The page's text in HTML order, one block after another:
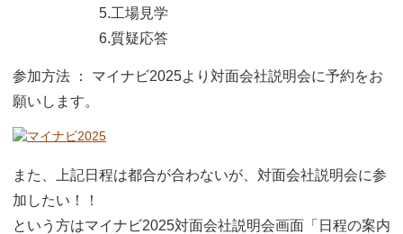
5.工場見学
6.質疑応答
参加方法 ： マイナビ2025より対面会社説明会に予約をお
願いします。
また、上記日程は都合が合わないが、対面会社説明会に参
加したい！！
という方はマイナビ2025対面会社説明会画面「日程の案内